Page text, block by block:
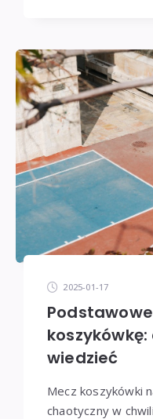
2025-01-17
wiedzieć
Mecz koszykówki
chaotyczny w